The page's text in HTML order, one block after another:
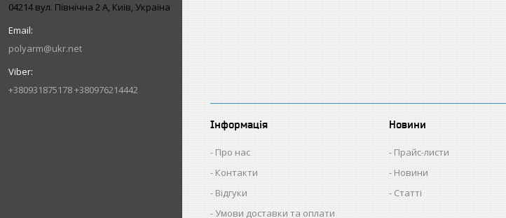
04214 вул. Північна 2 А, Київ, Україна
polyarm@ukr.net
+380931875178 +380976214442
Інформація
Про нас
Контакти
Відгуки
Умови доставки та оплати
Новини
Прайс-листи
Новини
Статті